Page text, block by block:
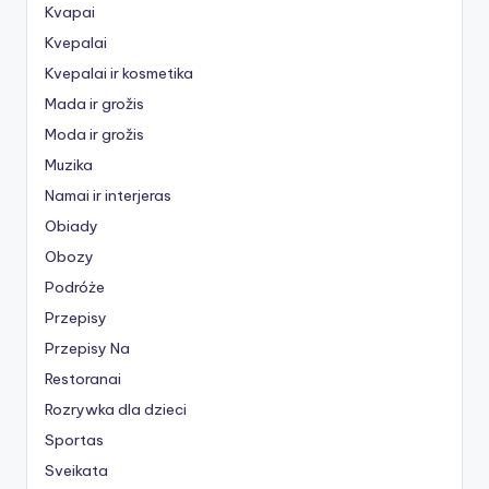
Kvapai
Kvepalai
Kvepalai ir kosmetika
Mada ir grožis
Moda ir grožis
Muzika
Namai ir interjeras
Obiady
Obozy
Podróże
Przepisy
Przepisy Na
Restoranai
Rozrywka dla dzieci
Sportas
Sveikata